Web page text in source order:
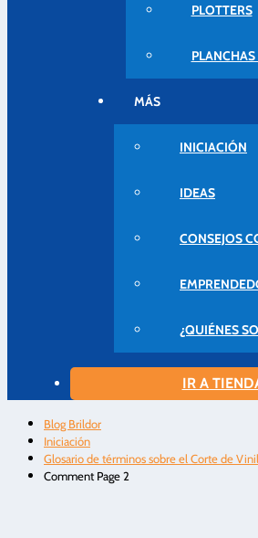
PLOTTERS
MÁS
INICIACIÓN
IDEAS
CONSEJOS
¿QUIÉNES
IR A
Blog Brildor
Iniciación
Glosario de términos sobre el Corte de
Comment Page 2